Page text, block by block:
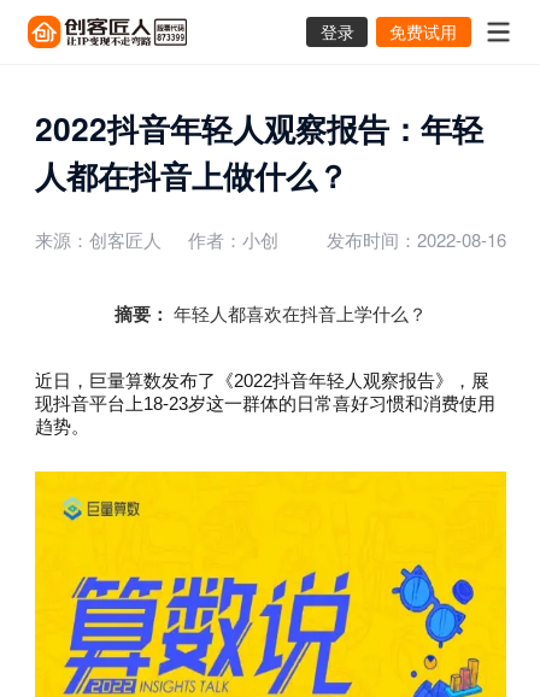
登录 免费试用
2022抖音年轻人观察报告：年轻
人都在抖音上做什么？
来源：创客匠人 作者：小创 发布时间：2022-08-16
摘要： 年轻人都喜欢在抖音上学什么？
近日，巨量算数发布了《2022抖音年轻人观察报告》，展
现抖音平台上18-23岁这一群体的日常喜好习惯和消费使用
趋势。